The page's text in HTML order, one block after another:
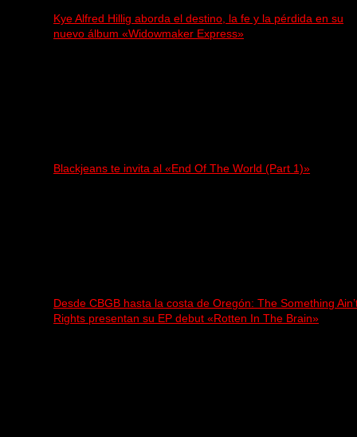
Kye Alfred Hillig aborda el destino, la fe y la pérdida en su
nuevo álbum «Widowmaker Express»
Blackjeans te invita al «End Of The World (Part 1)»
Desde CBGB hasta la costa de Oregón: The Something
Rights presentan su EP debut «Rotten In The Brain»